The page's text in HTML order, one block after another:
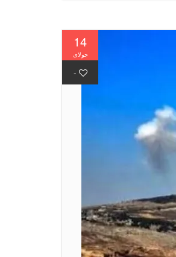
14
جولای
-